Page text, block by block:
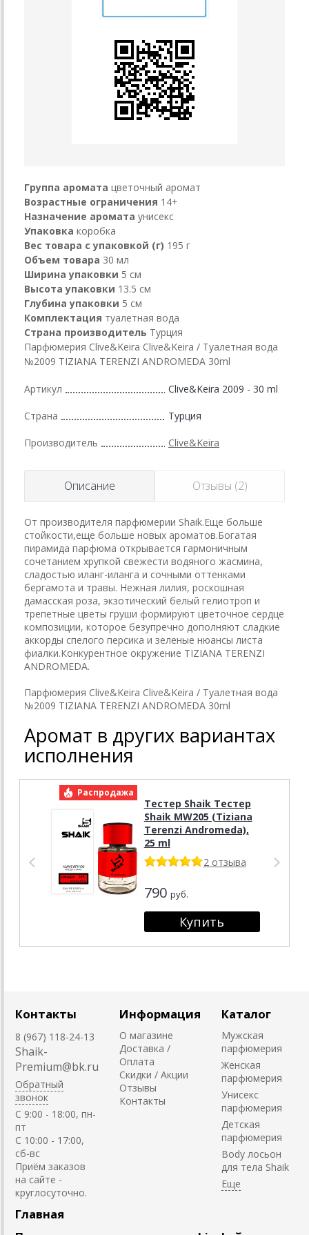
Группа аромата цветочный аромат
Возрастные ограничения 14+
Назначение аромата унисекс
Упаковка коробка
Вес товара с упаковкой (г) 195 г
Объем товара 30 мл
Ширина упаковки 5 см
Высота упаковки 13.5 см
Глубина упаковки 5 см
Комплектация туалетная вода
Страна производитель Турция
Парфюмерия Clive&Keira Clive&Keira / Туалетная вода
№2009 TIZIANA TERENZI ANDROMEDA 30ml
Артикул Clive&Keira 2009 - 30 ml
Страна Турция
Производитель Clive&Keira
Описание Отзывы (2)
От производителя парфюмерии Shaik.Еще больше
стойкости,еще больше новых ароматов.Богатая
пирамида парфюма открывается гармоничным
сочетанием хрупкой свежести водяного жасмина,
сладостью иланг-иланга и сочными оттенками
бергамота и травы. Нежная лилия, роскошная
дамасская роза, экзотический белый гелиотроп и
трепетные цветы груши формируют цветочное сердце
композиции, которое безупречно дополняют сладкие
аккорды спелого персика и зеленые нюансы листа
фиалки.Конкурентное окружение TIZIANA TERENZI
ANDROMEDA.
Парфюмерия Clive&Keira Clive&Keira / Туалетная вода
№2009 TIZIANA TERENZI ANDROMEDA 30ml
Аромат в других вариантах
исполнения
Распродажа
Тестер Shaik Тестер
Shaik MW205 (Tiziana
Terenzi Andromeda),
25 ml
2 отзыва
790 руб.
Контакты
8 (967) 118-24-13
Shaik-
Premium@bk.ru
Обратный
звонок
C 9:00 - 18:00, пн-
пт
С 10:00 - 17:00,
сб-вс
Приём заказов
на сайте -
круглосуточно.
Информация
О магазине
Доставка /
Оплата
Скидки / Акции
Отзывы
Контакты
Каталог
Мужская
парфюмерия
Женская
парфюмерия
Унисекс
парфюмерия
Детская
парфюмерия
Body лосьон
для тела Shaik
Главная